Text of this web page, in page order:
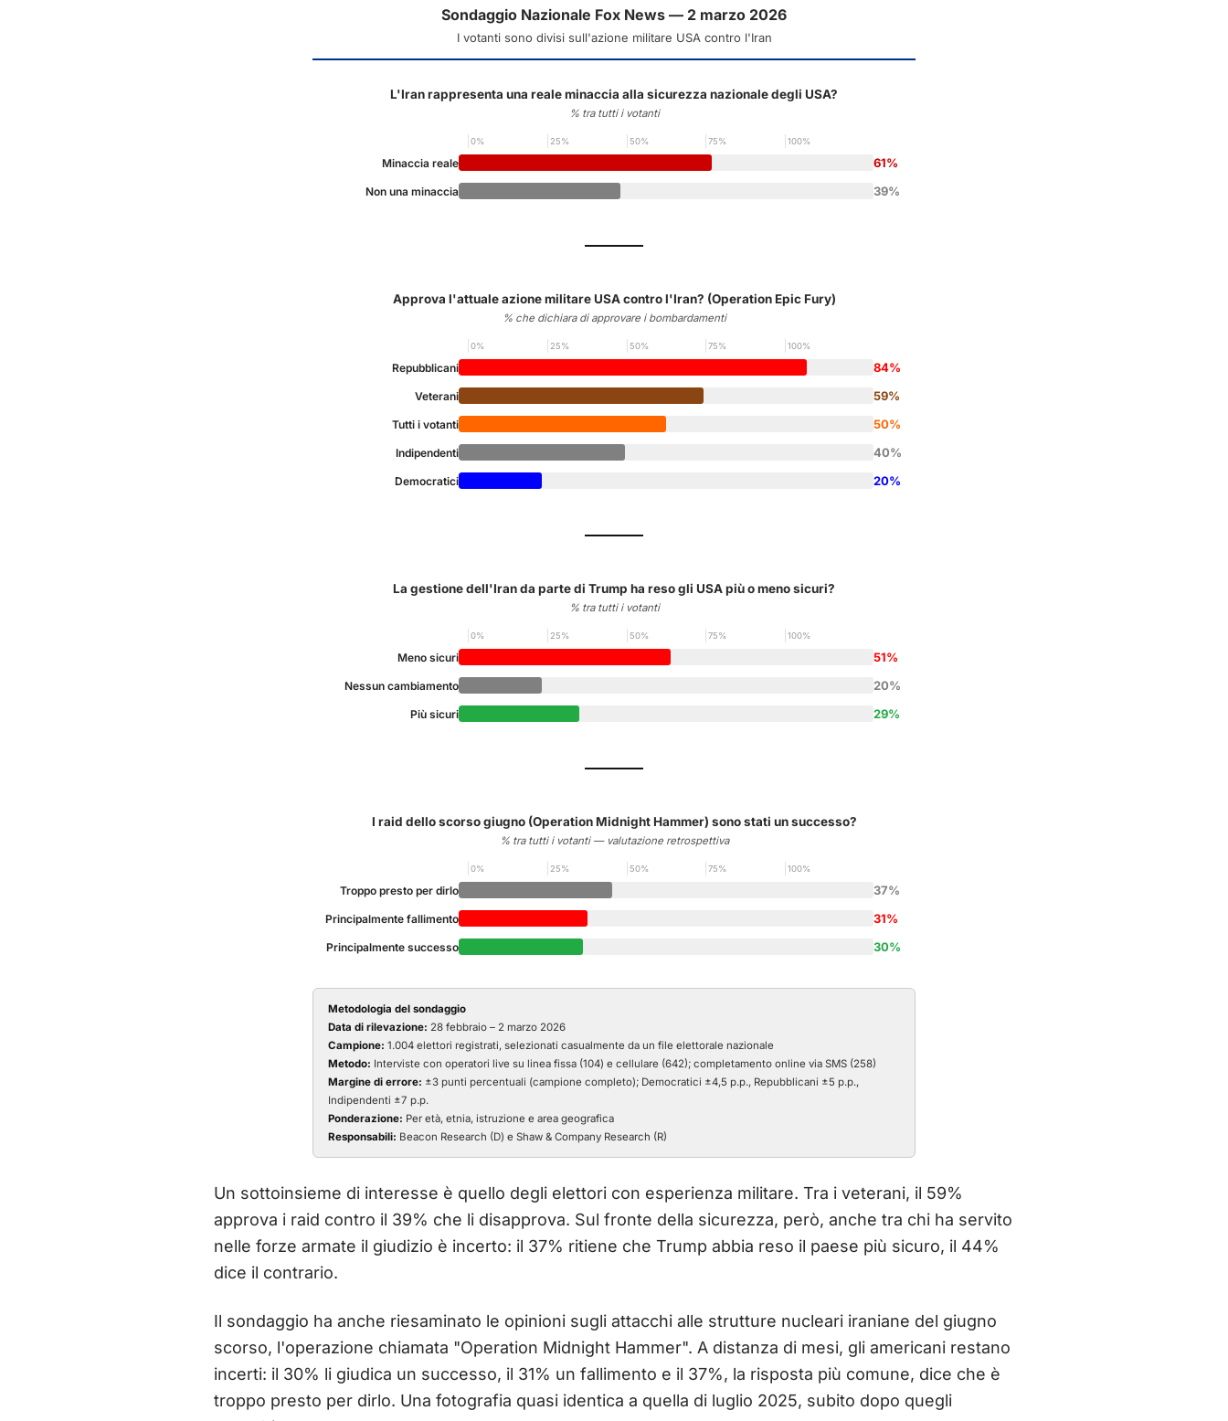
Sondaggio Nazionale Fox News — 2 marzo 2026
I votanti sono divisi sull'azione militare USA contro l'Iran
L'Iran rappresenta una reale minaccia alla sicurezza nazionale degli USA?
% tra tutti i votanti
0% 25% 50% 75% 100%
Minaccia reale 61%
Non una minaccia 39%
Approva l'attuale azione militare USA contro l'Iran? (Operation Epic Fury)
% che dichiara di approvare i bombardamenti
0% 25% 50% 75% 100%
Repubblicani 84%
Veterani 59%
Tutti i votanti 50%
Indipendenti 40%
Democratici 20%
La gestione dell'Iran da parte di Trump ha reso gli USA più o meno sicuri?
% tra tutti i votanti
0% 25% 50% 75% 100%
Meno sicuri 51%
Nessun cambiamento 20%
Più sicuri 29%
I raid dello scorso giugno (Operation Midnight Hammer) sono stati un successo?
% tra tutti i votanti — valutazione retrospettiva
0% 25% 50% 75% 100%
Troppo presto per dirlo 37%
Principalmente fallimento 31%
Principalmente successo 30%
Metodologia del sondaggio
Data di rilevazione: 28 febbraio – 2 marzo 2026
Campione: 1.004 elettori registrati, selezionati casualmente da un file elettorale nazionale
Metodo: Interviste con operatori live su linea fissa (104) e cellulare (642); completamento online via SMS (258)
Margine di errore: ±3 punti percentuali (campione completo); Democratici ±4,5 p.p., Repubblicani ±5 p.p.,
Indipendenti ±7 p.p.
Ponderazione: Per età, etnia, istruzione e area geografica
Responsabili: Beacon Research (D) e Shaw & Company Research (R)
Un sottoinsieme di interesse è quello degli elettori con esperienza militare. Tra i veterani, il 59%
approva i raid contro il 39% che li disapprova. Sul fronte della sicurezza, però, anche tra chi ha servito
nelle forze armate il giudizio è incerto: il 37% ritiene che Trump abbia reso il paese più sicuro, il 44%
dice il contrario.
Il sondaggio ha anche riesaminato le opinioni sugli attacchi alle strutture nucleari iraniane del giugno
scorso, l'operazione chiamata "Operation Midnight Hammer". A distanza di mesi, gli americani restano
incerti: il 30% li giudica un successo, il 31% un fallimento e il 37%, la risposta più comune, dice che è
troppo presto per dirlo. Una fotografia quasi identica a quella di luglio 2025, subito dopo quegli